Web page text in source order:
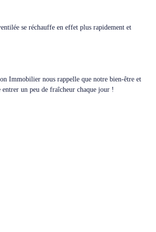
se réchauffe en effet plus rapidement et
Immobilier nous rappelle que notre bien-être et
un peu de fraîcheur chaque jour !